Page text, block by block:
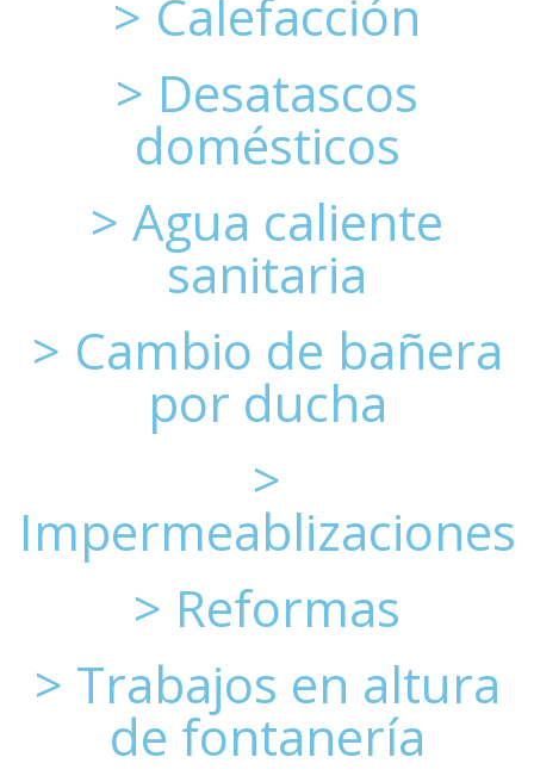
> Calefacción
> Desatascos
domésticos
> Agua caliente
sanitaria
> Cambio de bañera
por ducha
>
Impermeablizaciones
> Reformas
> Trabajos en altura
de fontanería